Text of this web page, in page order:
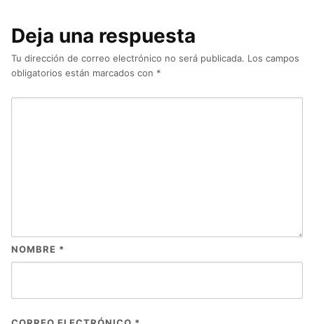
Deja una respuesta
Tu dirección de correo electrónico no será publicada. Los campos
obligatorios están marcados con *
NOMBRE *